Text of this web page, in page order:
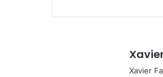
Xavier